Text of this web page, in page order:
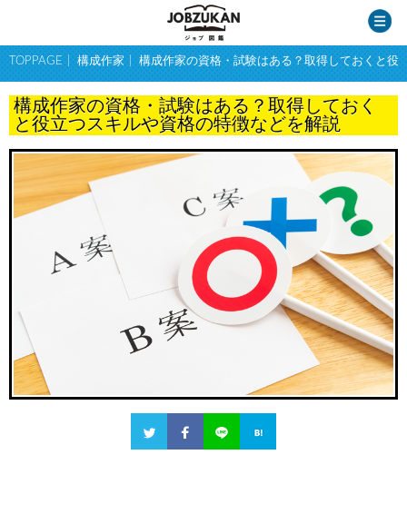
TOPPAGE 構成作家 構成作家の資格・試験はある？取得しておくと役
構成作家の資格・試験はある？取得しておく
と役立つスキルや資格の特徴などを解説